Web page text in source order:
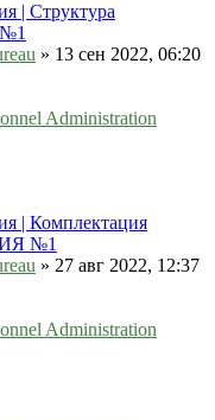
| Структура
» 13 сен 2022, 06:20
Administration
| Комплектация
№1
» 27 авг 2022, 12:37
Administration